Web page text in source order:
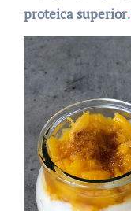
proteica superior.